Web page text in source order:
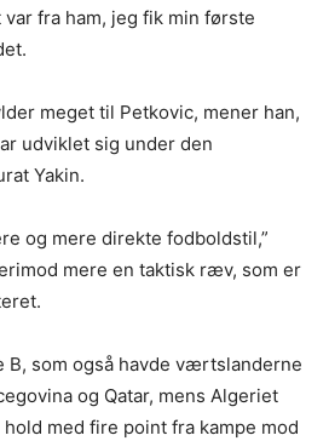
fra ham, jeg fik min første
meget til Petkovic, mener han,
udviklet sig under den
Yakin.
og mere direkte fodboldstil,”
mere en taktisk ræv, som er
B, som også havde værtslanderne
og Qatar, mens Algeriet
med fire point fra kampe mod